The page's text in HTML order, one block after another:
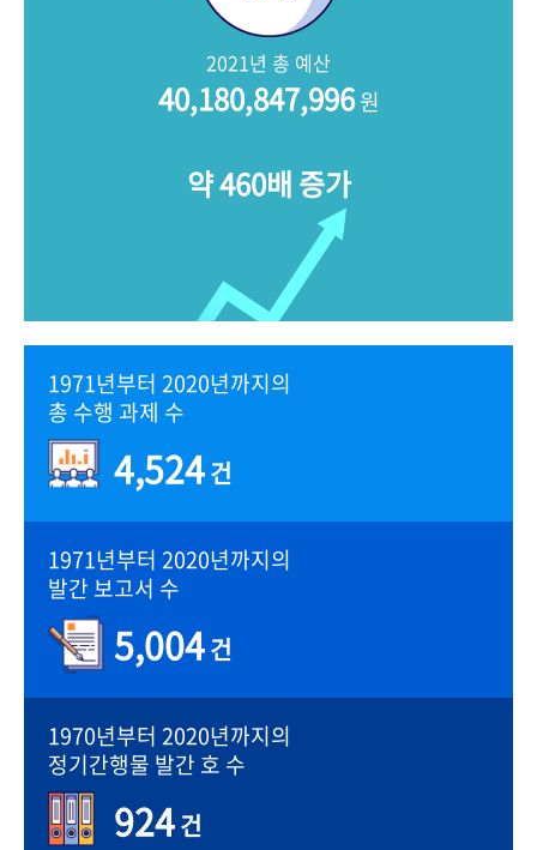
2021년 총 예산
40,180,847,996원
약 460배 증가
1971년부터 2020년까지의
총 수행 과제 수
4,524건
1971년부터 2020년까지의
발간 보고서 수
5,004건
1970년부터 2020년까지의
정기간행물 발간 호 수
924건